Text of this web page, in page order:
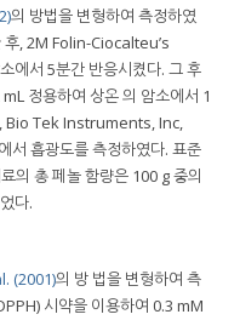
의 방법을 변형하여 측정하였
후, 2M Folin-Ciocalteu’s
서 5분간 반응시켰다. 그 후
정용하여 상온 의 암소에서 1
, Bio Tek Instruments, Inc,
흡광도를 측정하였다. 표준
의 총 페놀 함량은 100 g 중의
다.
(2001)의 방 법을 변형하여 측
시약을 이용하여 0.3 mM